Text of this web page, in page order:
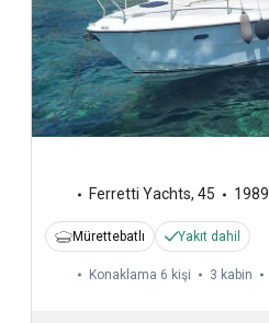
Ferretti Yachts, 45 1989
Mürettebatlı Yakıt dahil
Konaklama 6 kişi 3 kabin